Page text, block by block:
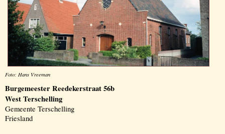
Foto: Hans Vreeman
Burgemeester Reedekerstraat 56b
West Terschelling
Gemeente Terschelling
Friesland